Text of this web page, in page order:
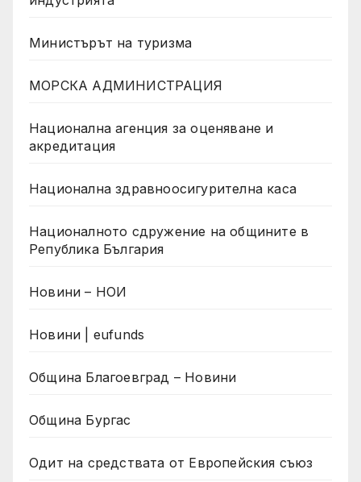
Министърът на туризма
МОРСКА АДМИНИСТРАЦИЯ
Национална агенция за оценяване и
акредитация
Национална здравноосигурителна каса
Националното сдружение на общините в
Република България
Новини – НОИ
Новини | eufunds
Община Благоевград – Новини
Община Бургас
Одит на средствата от Европейския съюз